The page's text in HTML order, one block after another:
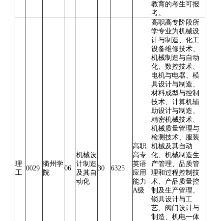
教育的考生可报
考。
理
工
0029
衢州学
院
06
机械设
计制造
及其自
动化
30 6325
高职
高专
英语
应用
能力
A级
高职高专阶段所
学专业为机械设
计与制造、化工
设备维修技术、
机械制造与自动
化、数控技术、
电机与电器、模
具设计与制造、
材料成型与控制
技术、计算机辅
助设计与制造、
精密机械技术、
机械质量管理与
检测技术、服装
机械及其自动
化、机械制造生
产管理、品质管
理和过程控制技
术、产品质量控
制及生产管理、
锁具设计与工
艺、阀门设计与
制造、机电一体